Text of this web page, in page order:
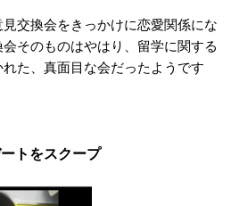
交換会をきっかけに恋愛関係にな
そのものはやはり、留学に関する
た、真面目な会だったようです
トをスクープ